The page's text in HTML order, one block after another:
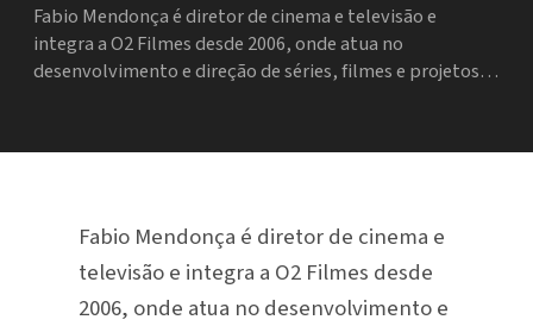
Fabio Mendonça é diretor de cinema e televisão e
integra a O2 Filmes desde 2006, onde atua no
desenvolvimento e direção de séries, filmes e projetos…
Fabio Mendonça é diretor de cinema e
televisão e integra a O2 Filmes desde
2006, onde atua no desenvolvimento e